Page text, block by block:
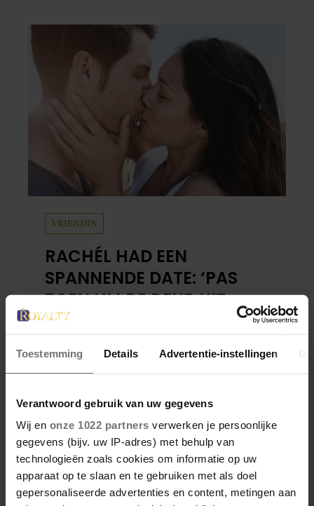
Toestemming Details Advertentie-instellingen
Verantwoord gebruik van uw gegevens
Wij en onze 1022 partners verwerken je persoonlijke
gegevens (bijv. uw IP-adres) met behulp van
technologieën zoals cookies om informatie op uw
apparaat op te slaan en te gebruiken met als doel
gepersonaliseerde advertenties en content, metingen aan
een voorstelling die niet alleen raakt, maar
het publiek ook aan het denken zet.
VRIENDIN
RACHÉL HAD EEN
SPANNENDE DATE: ‘PAS
TOEN HIJ DE DEUR UIT
WAS, BESEFTE IK WAT ER
ECHT WAS GEBEURD’
Na haar scheiding ontdekt deze lezeres dat
daten ook luchtig en leuk kan zijn. Maar als
in een heel ander daglicht zet.